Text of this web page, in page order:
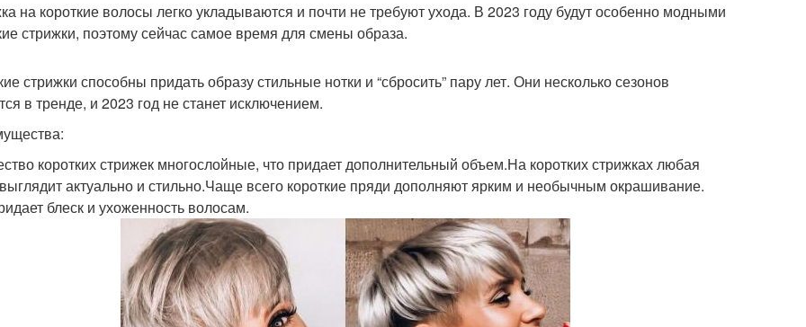
на короткие волосы легко укладываются и почти не требуют ухода. В 2023 году будут особенно модными
стрижки, поэтому сейчас самое время для смены образа.
стрижки способны придать образу стильные нотки и “сбросить” пару лет. Они несколько сезонов
в тренде, и 2023 год не станет исключением.
коротких стрижек многослойные, что придает дополнительный объем.На коротких стрижках любая
актуально и стильно.Чаще всего короткие пряди дополняют ярким и необычным окрашивание.
блеск и ухоженность волосам.